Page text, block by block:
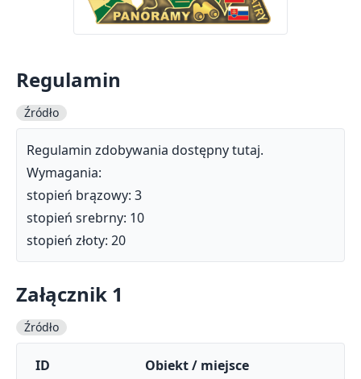
Regulamin
Źródło
Regulamin zdobywania dostępnytutaj.
Wymagania:
stopień brązowy: 3
stopień srebrny: 10
stopień złoty: 20
Załącznik 1
Źródło
ID
Obiekt / miejsce